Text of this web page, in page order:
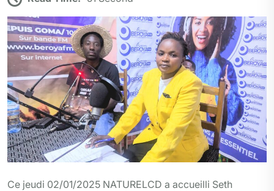
t
t
e
r
e
b
o
o
k
e
g
r
a
m
k
e
d
I
n
t
s
A
p
p
p
e
i
l
n
t
t
a
g
e
r
Ce jeudi 02/01/2025 NATURELCD a accueilli Seth